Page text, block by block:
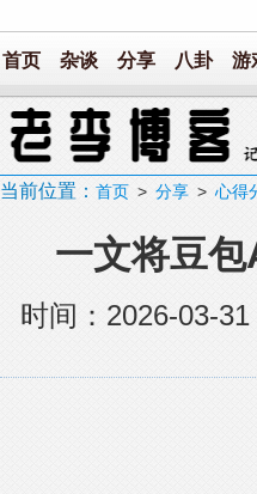
首页 杂谈 分享 八卦 游
当前位置： 首页 > 分享 > 心得
一文将豆
时间：2026-03-